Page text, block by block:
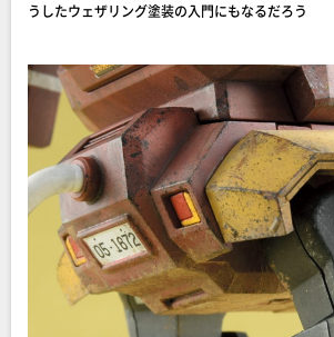
うしたウェザリング塗装の入門にもなるだろう